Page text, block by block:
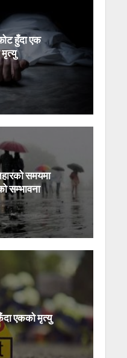
हुँदा एक
मृत्यु
समयमा
सम्भावना
एकको मृत्यु